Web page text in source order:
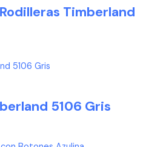
Timberland
5106 Gris